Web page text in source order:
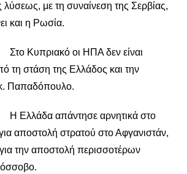
λύσεως, με τη συναίνεση της Σερβίας,
και η Ρωσία.
οι ΗΠΑ δεν είναι
τη στάση της Ελλάδος και την
Παπαδόπουλο.
αρνητικά στο
αποστολή στρατού στο Αφγανιστάν,
την αποστολή περισσοτέρων